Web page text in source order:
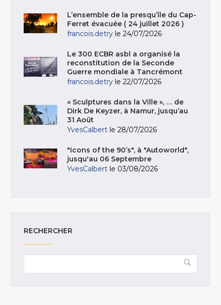
L’ensemble de la presqu’île du Cap-
Ferret évacuée ( 24 juillet 2026 )
francois.detry le 24/07/2026
Le 300 ECBR asbl a organisé la
reconstitution de la Seconde
Guerre mondiale à Tancrémont
francois.detry le 22/07/2026
« Sculptures dans la Ville », … de
Dirk De Keyzer, à Namur, jusqu’au
31 Août
YvesCalbert le 28/07/2026
"Icons of the 90’s", à "Autoworld",
jusqu'au 06 Septembre
YvesCalbert le 03/08/2026
RECHERCHER